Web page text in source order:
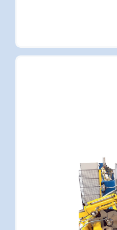
Einsatz von